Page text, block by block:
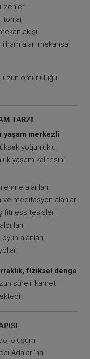
tonlar
akışı
ilham alan mekansal
uzun ömürlülüğü
TARZI
yaşam merkezli
yoğunluklu
yaşam kalitesini
alanları
ve meditasyon alanları
fitness tesisleri
alanları
fiziksel denge
süreli ikamet
oluşum
Adaları'na